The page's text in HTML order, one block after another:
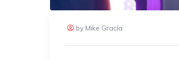
by Mike Gracía